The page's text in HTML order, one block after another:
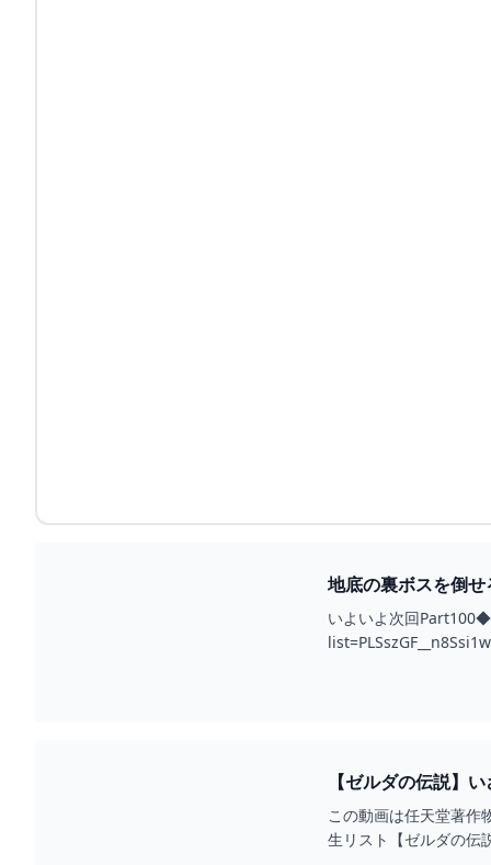
地底の裏ボスを倒
オブ ザ キングダム
いよいよ次回
【ゼルダの伝説】
この動画は任天堂著作
生リスト【ゼルダの